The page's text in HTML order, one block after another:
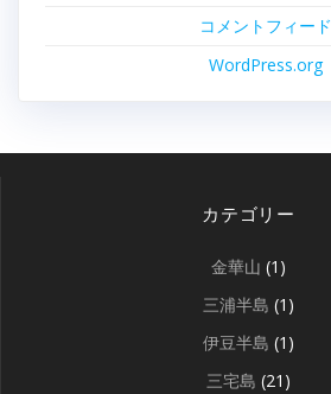
コメントフィード
WordPress.org
カテゴリー
金華山 (1)
三浦半島 (1)
伊豆半島 (1)
三宅島 (21)